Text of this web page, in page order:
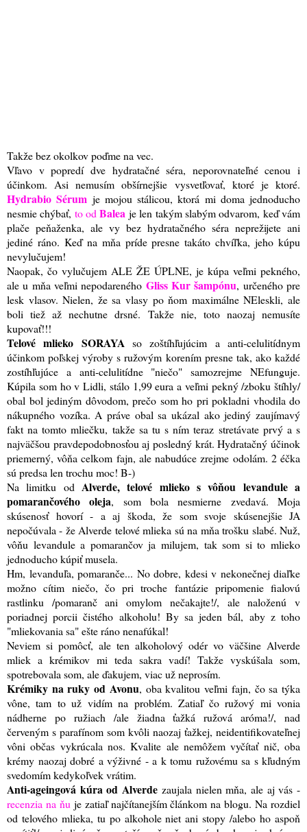
Takže bez okolkov poďme na vec.
Vľavo v popredí dve hydratačné séra, neporovnateľné cenou i
účinkom. Asi nemusím obšírnejšie vysvetľovať, ktoré je ktoré.
Hydrabio Sérum je mojou stálicou, ktorá mi doma jednoducho
nesmie chýbať, to odBalea je len takým slabým odvarom, keď vám
plače peňaženka, ale vy bez hydratačného séra neprežijete ani
jediné ráno. Keď na mňa príde presne takáto chvíľka, jeho kúpu
nevylučujem!
Naopak, čo vylučujem ALE ŽE ÚPLNE, je kúpa veľmi pekného,
ale u mňa veľmi nepodareného Gliss Kur šampónu, určeného pre
lesk vlasov. Nielen, že sa vlasy po ňom maximálne NEleskli, ale
boli tiež až nechutne drsné. Takže nie, toto naozaj nemusíte
kupovať!!!
Telové mlieko SORAYA so zoštíhľujúcim a anti-celulitídnym
účinkom poľskej výroby s ružovým korením presne tak, ako každé
zostíhľujúce a anti-celulitídne "niečo" samozrejme NEfunguje.
Kúpila som ho v Lidli, stálo 1,99 eura a veľmi pekný /zboku štíhly/
obal bol jediným dôvodom, prečo som ho pri pokladni vhodila do
nákupného vozíka. A práve obal sa ukázal ako jediný zaujímavý
fakt na tomto mliečku, takže sa tu s ním teraz stretávate prvý a s
najväčšou pravdepodobnosťou aj posledný krát. Hydratačný účinok
priemerný, vôňa celkom fajn, ale nabudúce zrejme odolám. 2 éčka
sú predsa len trochu moc! B-)
Na limitku od Alverde, telové mlieko s vôňou levandule a
pomarančového oleja, som bola nesmierne zvedavá. Moja
skúsenosť hovorí - a aj škoda, že som svoje skúsenejšie JA
nepočúvala - že Alverde telové mlieka sú na mňa trošku slabé. Nuž,
vôňu levandule a pomarančov ja milujem, tak som si to mlieko
jednoducho kúpiť musela.
Hm, levanduľa, pomaranče... No dobre, kdesi v nekonečnej diaľke
možno cítim niečo, čo pri troche fantázie pripomenie fialovú
rastlinku /pomaranč ani omylom nečakajte!/, ale naloženú v
poriadnej porcii čistého alkoholu! By sa jeden bál, aby z toho
"mliekovania sa" ešte ráno nenafúkal!
Neviem si pomôcť, ale ten alkoholový odér vo väčšine Alverde
mliek a krémikov mi teda sakra vadí! Takže vyskúšala som,
spotrebovala som, ale ďakujem, viac už neprosím.
Krémiky na ruky od Avonu, oba kvalitou veľmi fajn, čo sa týka
vône, tam to už vidím na problém. Zatiaľ čo ružový mi vonia
nádherne po ružiach /ale žiadna ťažká ružová aróma!/, nad
červeným s parafínom som kvôli naozaj ťažkej, neidentifikovateľnej
vôni občas vykrúcala nos. Kvalite ale nemôžem vyčítať nič, oba
krémy naozaj dobré a výživné - a k tomu ružovému sa s kľudným
svedomím kedykoľvek vrátim.
Anti-ageingová kúra od Alverde zaujala nielen mňa, ale aj vás -
recenzia na ňu je zatiaľ najčítanejším článkom na blogu. Na rozdiel
od telového mlieka, tu po alkohole niet ani stopy /alebo ho aspoň